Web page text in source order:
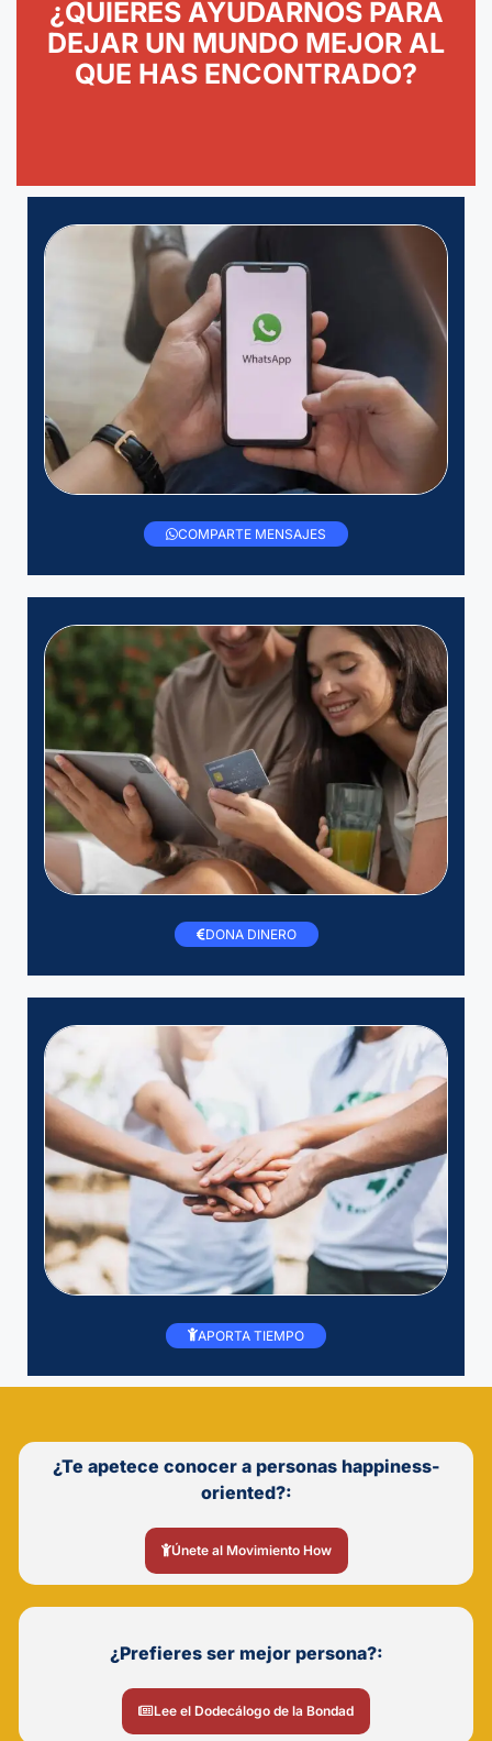
¿QUIERES AYUDARNOS PARA
DEJAR UN MUNDO MEJOR AL
QUE HAS ENCONTRADO?
COMPARTE MENSAJES
DONA DINERO
APORTA TIEMPO
¿Te apetece conocer a personas happiness-
oriented?:
Únete al Movimiento How
¿Prefieres ser mejor persona?:
Lee el Dodecálogo de la Bondad